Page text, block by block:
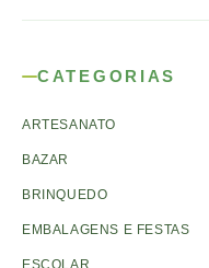
CATEGORIAS
ARTESANATO
BAZAR
BRINQUEDO
EMBALAGENS E FESTAS
ESCOLAR